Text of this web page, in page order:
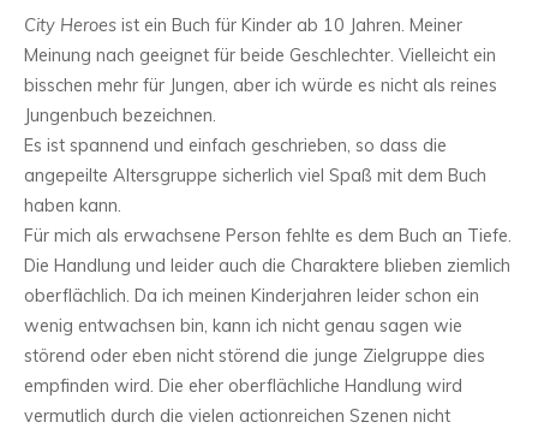
City Heroes ist ein Buch für Kinder ab 10 Jahren. Meiner
Meinung nach geeignet für beide Geschlechter. Vielleicht ein
bisschen mehr für Jungen, aber ich würde es nicht als reines
Jungenbuch bezeichnen.
Es ist spannend und einfach geschrieben, so dass die
angepeilte Altersgruppe sicherlich viel Spaß mit dem Buch
haben kann.
Für mich als erwachsene Person fehlte es dem Buch an Tiefe.
Die Handlung und leider auch die Charaktere blieben ziemlich
oberflächlich. Da ich meinen Kinderjahren leider schon ein
wenig entwachsen bin, kann ich nicht genau sagen wie
störend oder eben nicht störend die junge Zielgruppe dies
empfinden wird. Die eher oberflächliche Handlung wird
vermutlich durch die vielen actionreichen Szenen nicht